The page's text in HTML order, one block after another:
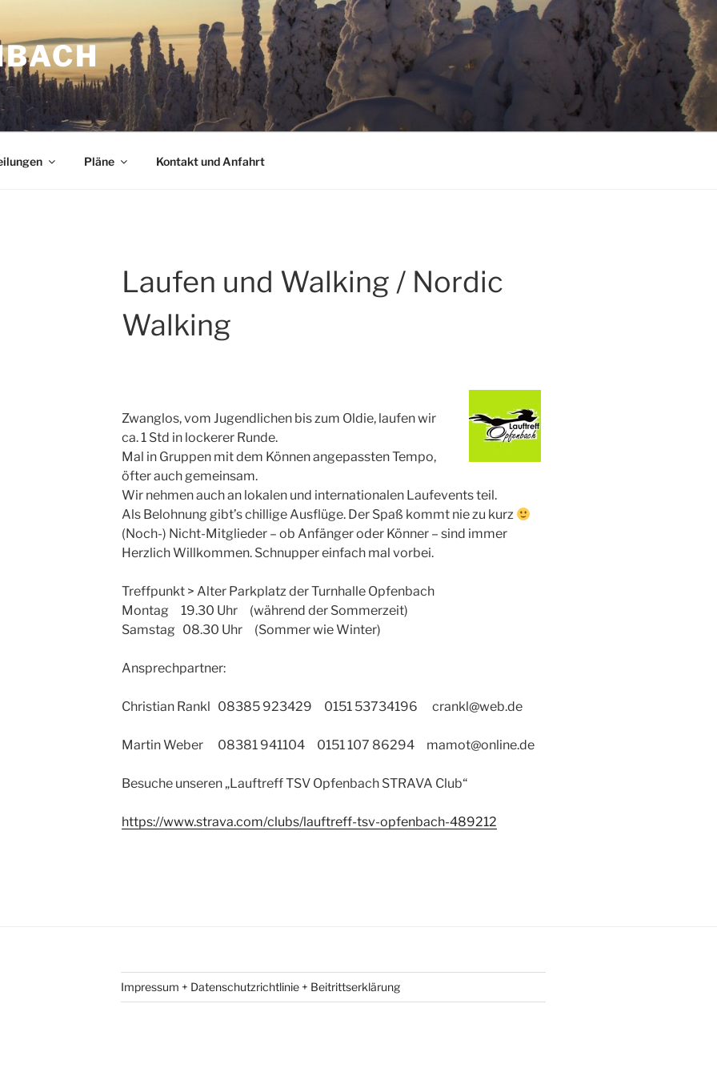
Pläne Kontakt und Anfahrt
Laufen und Walking / Nordic
Walking
Zwanglos, vom Jugendlichen bis zum Oldie, laufen wir
ca. 1 Std in lockerer Runde.
Mal in Gruppen mit dem Können angepassten Tempo,
öfter auch gemeinsam.
Wir nehmen auch an lokalen und internationalen Laufevents teil.
Als Belohnung gibt’s chillige Ausflüge. Der Spaß kommt nie zu kurz
(Noch-) Nicht-Mitglieder – ob Anfänger oder Könner – sind immer
Herzlich Willkommen. Schnupper einfach mal vorbei.
Treffpunkt > Alter Parkplatz der Turnhalle Opfenbach
Montag 19.30 Uhr (während der Sommerzeit)
Samstag 08.30 Uhr (Sommer wie Winter)
Ansprechpartner:
Christian Rankl 08385 923429 0151 53734196 crankl@web.de
Martin Weber 08381 941104 0151 107 86294 mamot@online.de
Besuche unseren „Lauftreff TSV Opfenbach STRAVA Club“
https://www.strava.com/clubs/lauftreff-tsv-opfenbach-489212
Impressum + Datenschutzrichtlinie + Beitrittserklärung